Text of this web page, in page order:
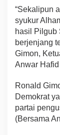
“Sekalipun
syukur
hasil Pilgub
berjenjang
Gimon,
Anwar
Ronald
Demokrat
partai
(Bersama